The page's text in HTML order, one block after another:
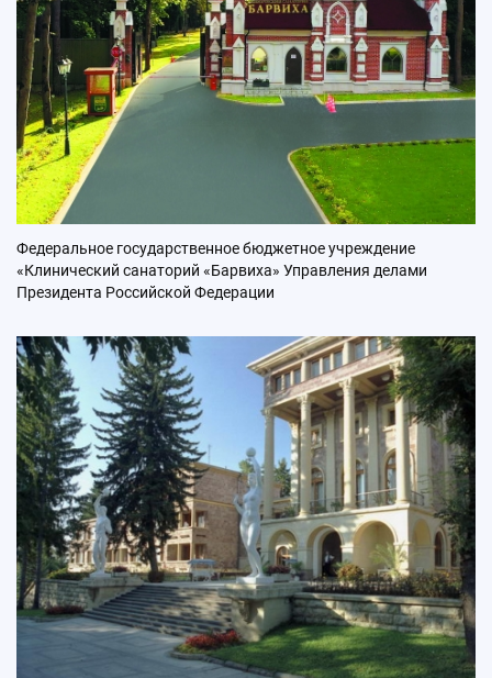
Федеральное государственное бюджетное учреждение
«Клинический cанаторий «Барвиха» Управления делами
Президента Российской Федерации